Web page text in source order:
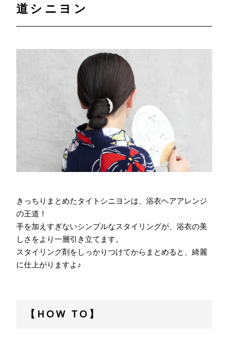
道シニヨン
きっちりまとめたタイトシニヨンは、浴衣ヘアアレンジ
の王道！
手を加えすぎないシンプルなスタイリングが、浴衣の美
しさをより一層引き立てます。
スタイリング剤をしっかりつけてからまとめると、綺麗
に仕上がりますよ♪
【HOW TO】